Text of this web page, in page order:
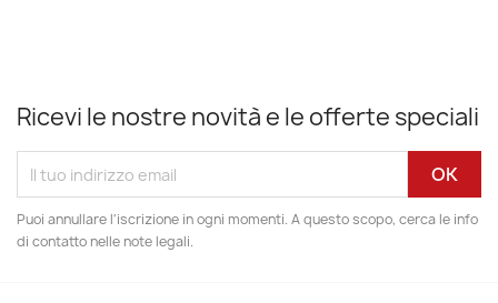
Ricevi le nostre novità e le offerte speciali
Puoi annullare l'iscrizione in ogni momenti. A questo scopo, cerca le info
di contatto nelle note legali.